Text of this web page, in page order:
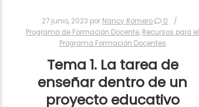
27 junio, 2023 por Nancy Romero
0
Programa de Formación Docente, Recursos para el
Programa Formación Docentes
Tema 1. La tarea de
enseñar dentro de un
proyecto educativo